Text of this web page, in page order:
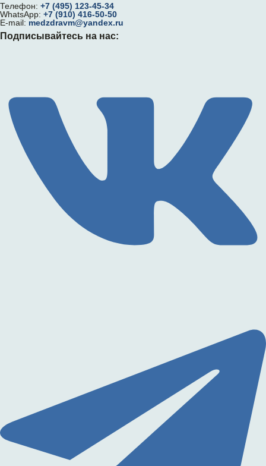
Телефон: +7 (495) 123-45-34
WhatsApp: +7 (910) 416-50-50
E-mail: medzdravm@yandex.ru
Подписывайтесь на нас: